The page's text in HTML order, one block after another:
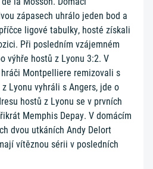
zápasech uhrálo jeden bod a
ligové tabulky, hosté získali
Při posledním vzájemném
výhře hostů z Lyonu 3:2. V
Montpelliere remizovali s
Lyonu vyhráli s Angers, jde o
hostů z Lyonu se v prvních
Memphis Depay. V domácím
dvou utkáních Andy Delort
vítěznou sérii v posledních